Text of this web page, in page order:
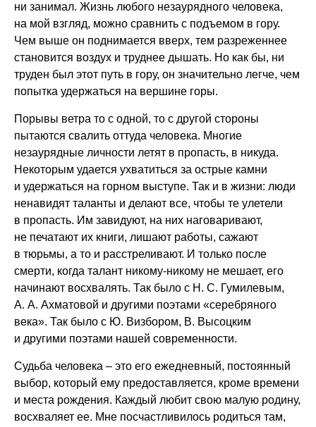
ни занимал. Жизнь любого незаурядного человека,
на мой взгляд, можно сравнить с подъемом в гору.
Чем выше он поднимается вверх, тем разреженнее
становится воздух и труднее дышать. Но как бы, ни
труден был этот путь в гору, он значительно легче, чем
попытка удержаться на вершине горы.
Порывы ветра то с одной, то с другой стороны
пытаются свалить оттуда человека. Многие
незаурядные личности летят в пропасть, в никуда.
Некоторым удается ухватиться за острые камни
и удержаться на горном выступе. Так и в жизни: люди
ненавидят таланты и делают все, чтобы те улетели
в пропасть. Им завидуют, на них наговаривают,
не печатают их книги, лишают работы, сажают
в тюрьмы, а то и расстреливают. И только после
смерти, когда талант никому-никому не мешает, его
начинают восхвалять. Так было с Н. С. Гумилевым,
А. А. Ахматовой и другими поэтами «серебряного
века». Так было с Ю. Визбором, В. Высоцким
и другими поэтами нашей современности.
Судьба человека – это его ежедневный, постоянный
выбор, который ему предоставляется, кроме времени
и места рождения. Каждый любит свою малую родину,
восхваляет ее. Мне посчастливилось родиться там,